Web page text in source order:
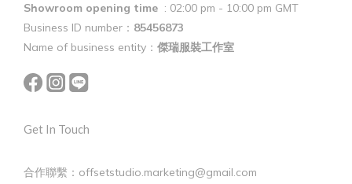
Showroom opening time : 02:00 pm - 10:00 pm GMT
Business ID number： 85456873
Name of business entity： 傑瑞服裝工作室
Get In Touch
合作聯繫：offsetstudio.marketing@gmail.com